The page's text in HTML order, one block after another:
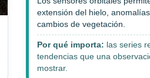
extensión del hielo,
cambios de vegetación.
Por qué importa: las series
tendencias que una
mostrar.